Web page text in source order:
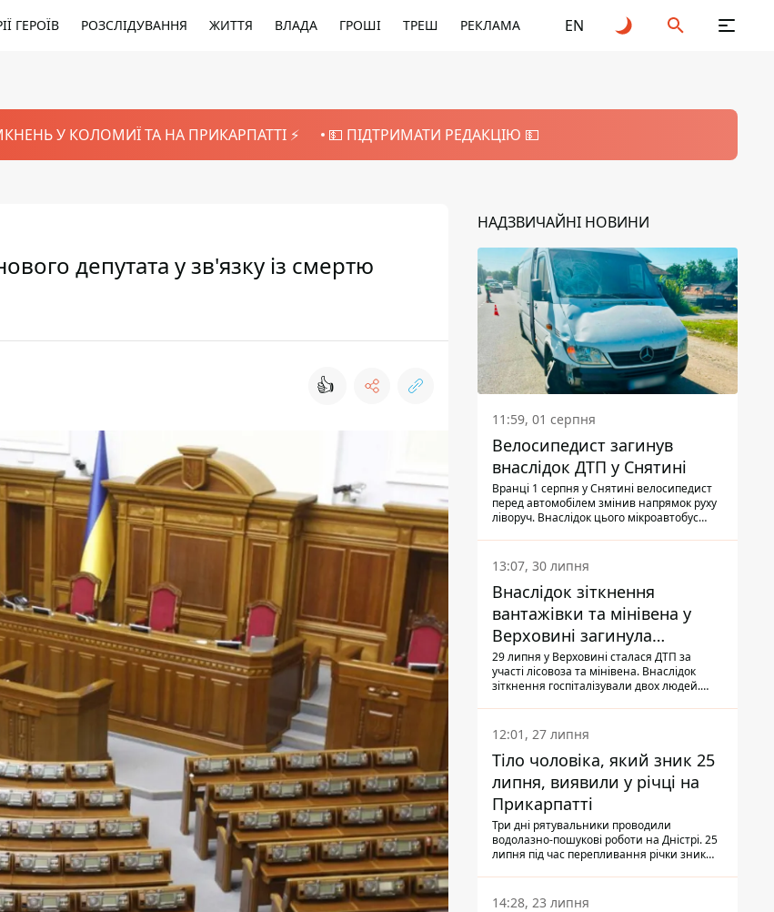
ГЕРОЇВ РОЗСЛІДУВАННЯ ЖИТТЯ ВЛАДА ГРОШІ ТРЕШ РЕКЛАМА EN
У КОЛОМИЇ ТА НА ПРИКАРПАТТІ ⚡️ 💵 ПІДТРИМАТИ РЕДАКЦІЮ 💵
депутата у зв'язку із смертю
👍
НАДЗВИЧАЙНІ НОВИНИ
11:59, 01 серпня
Велосипедист загинув
внаслідок ДТП у Снятині
Вранці 1 серпня у Снятині велосипедист
перед автомобілем змінив напрямок руху
ліворуч. Внаслідок цього мікроавтобус
13:07, 30 липня
Внаслідок зіткнення
вантажівки та мінівена у
Верховині загинула
пасажирка, водійка - у
лікарні
29 липня у Верховині сталася ДТП за
участі лісовоза та мінівена. Внаслідок
зіткнення госпіталізували двох людей.
Також травми отримала водійка
автомобіля.
12:01, 27 липня
Тіло чоловіка, який зник 25
липня, виявили у річці на
Прикарпатті
Три дні рятувальники проводили
водолазно-пошукові роботи на Дністрі. 25
липня під час перепливання річки зник
виявили тіло.
14:28, 23 липня